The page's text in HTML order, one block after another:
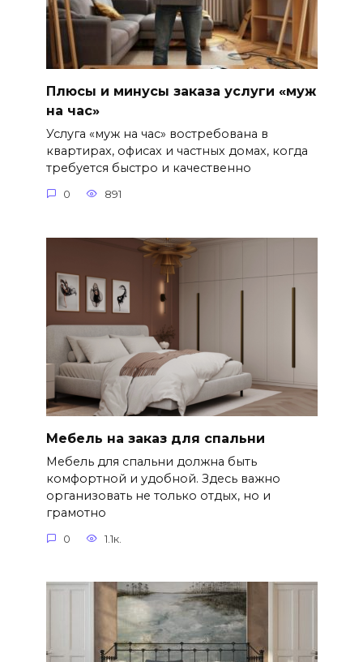
Плюсы и минусы заказа услуги «муж
на час»
Услуга «муж на час» востребована в
квартирах, офисах и частных домах, когда
требуется быстро и качественно
0 891
Мебель на заказ для спальни
Мебель для спальни должна быть
комфортной и удобной. Здесь важно
организовать не только отдых, но и
грамотно
0 1.1к.